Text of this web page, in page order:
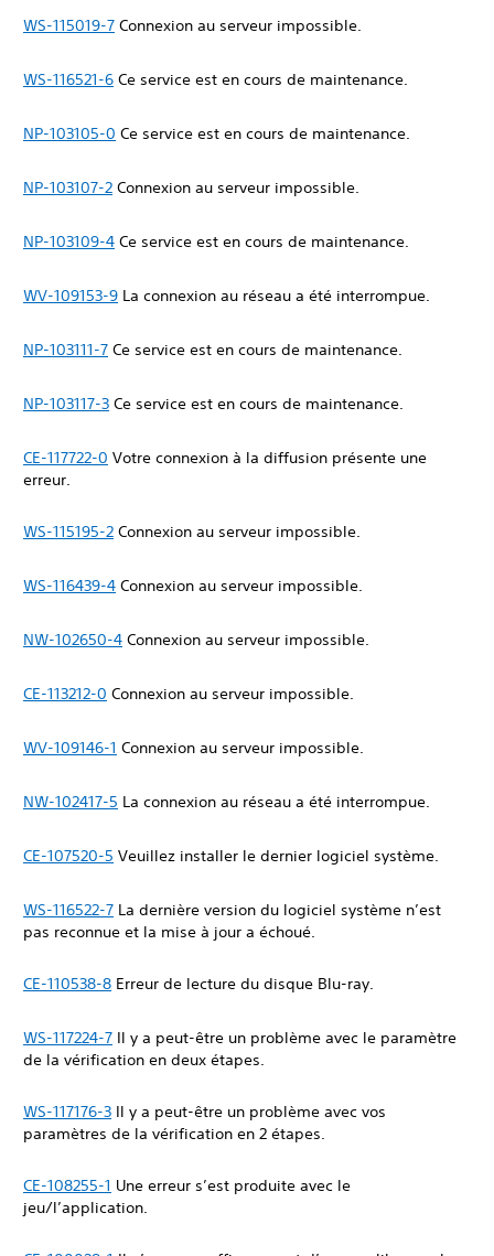
WS-115019-7 Connexion au serveur impossible.
WS-116521-6 Ce service est en cours de maintenance.
NP-103105-0 Ce service est en cours de maintenance.
NP-103107-2 Connexion au serveur impossible.
NP-103109-4 Ce service est en cours de maintenance.
WV-109153-9 La connexion au réseau a été interrompue.
NP-103111-7 Ce service est en cours de maintenance.
NP-103117-3 Ce service est en cours de maintenance.
CE-117722-0 Votre connexion à la diffusion présente une
erreur.
WS-115195-2 Connexion au serveur impossible.
WS-116439-4 Connexion au serveur impossible.
NW-102650-4 Connexion au serveur impossible.
CE-113212-0 Connexion au serveur impossible.
WV-109146-1 Connexion au serveur impossible.
NW-102417-5 La connexion au réseau a été interrompue.
CE-107520-5 Veuillez installer le dernier logiciel système.
WS-116522-7 La dernière version du logiciel système n’est
pas reconnue et la mise à jour a échoué.
CE-110538-8 Erreur de lecture du disque Blu-ray.
WS-117224-7 Il y a peut-être un problème avec le paramètre
de la vérification en deux étapes.
WS-117176-3 Il y a peut-être un problème avec vos
paramètres de la vérification en 2 étapes.
CE-108255-1 Une erreur s’est produite avec le
jeu/l’application.